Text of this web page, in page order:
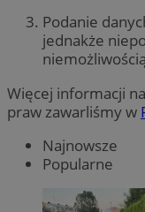
Podanie
jednakże
Więcej informacji
praw zawarliśmy w
Najnowsze
Popularne